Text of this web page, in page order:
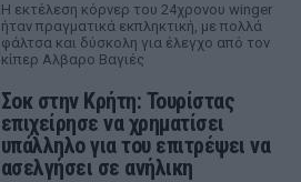
Η εκτέλεση κόρνερ του 24χρονου winger
ήταν πραγματικά εκπληκτική, με πολλά
φάλτσα και δύσκολη για έλεγχο από τον
κίπερ Αλβαρο Βαγιές
Σοκ στην Κρήτη: Τουρίστας
επιχείρησε να χρηματίσει
υπάλληλο για του επιτρέψει να
ασελγήσει σε ανήλικη